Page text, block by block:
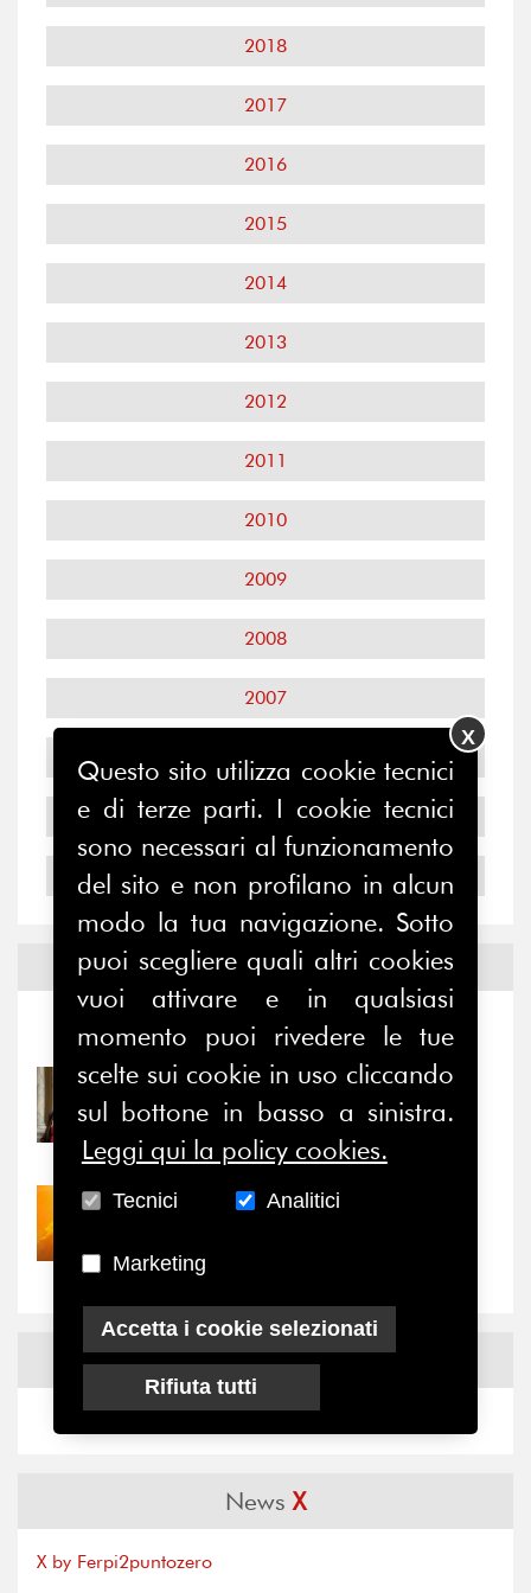
2018
2017
2016
2015
2014
2013
2012
2011
2010
2009
2008
2007
2006
2005
Notizie edEventi
Notizie -Eventi
31/07/2026
Prima della pausa estiva,
il valore di...
30/07/2026
“grande cecità”: la...
NewsFacebook
News X
X by Ferpi2puntozero
Questo sito utilizza cookie tecnici
e di terze parti. I cookie tecnici
sono necessari al funzionamento
del sito e non profilano in alcun
modo la tua navigazione. Sotto
puoi scegliere quali altri cookies
vuoi attivare e in qualsiasi
momento puoi rivedere le tue
scelte sui cookie in uso cliccando
sul bottone in basso a sinistra.
Leggi qui la policy cookies.
Tecnici Analitici
Marketing
Accetta i cookie selezionati
Rifiuta tutti
X